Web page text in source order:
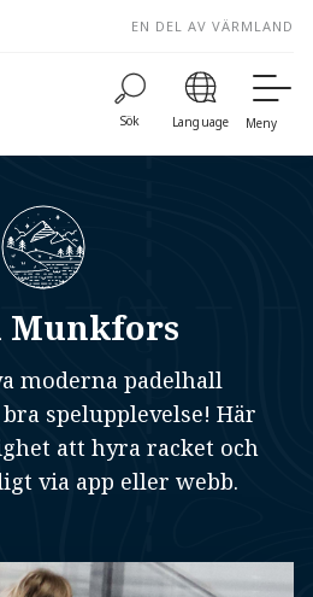
EN DEL AV VÄRMLAND
Sök Language Meny
Munkfors
moderna padelhall
spelupplevelse! Här
att hyra racket och
via app eller webb.